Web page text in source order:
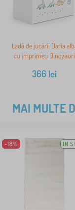
Ladă de jucării Daria
cu imprimeu Dinozauri
366 lei
MAI MULTE
-18% IN